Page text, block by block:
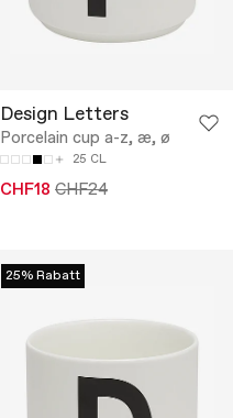
Design Letters
Porcelain cup a-z, æ, ø
25 CL
CHF18 CHF24
25% Rabatt